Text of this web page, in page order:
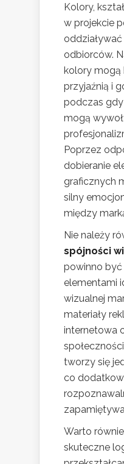
Kolory,
w projekcie
odbiorców.
kolory mogą
przyjaźnią i
podczas gdy
mogą
Poprzez
dobieranie
graficznych
silny
między
Nie należy
spójności
powinno
elementami
wizualnej
materiały
internetowa
tworzy się
co
Warto
skuteczne